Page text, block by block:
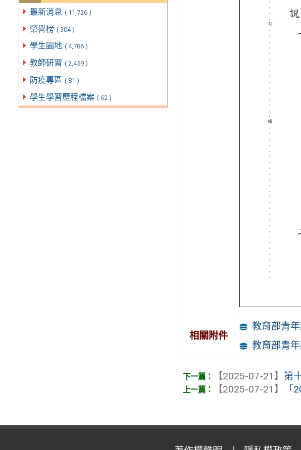
最新消息 ( 11,726 )
榮譽榜 ( 304 )
學生園地 ( 4,786 )
教師研習 ( 2,459 )
防疫專區 ( 81 )
學生學習歷程檔案 ( 62 )
相關附件
教育部青
教育部青
【2025-07-21】 第
【2025-07-21】